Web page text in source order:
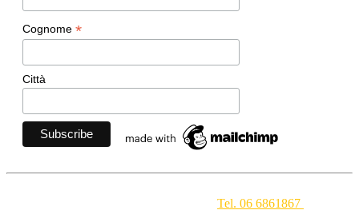
Cognome *
Città
Tel. 06 6861867